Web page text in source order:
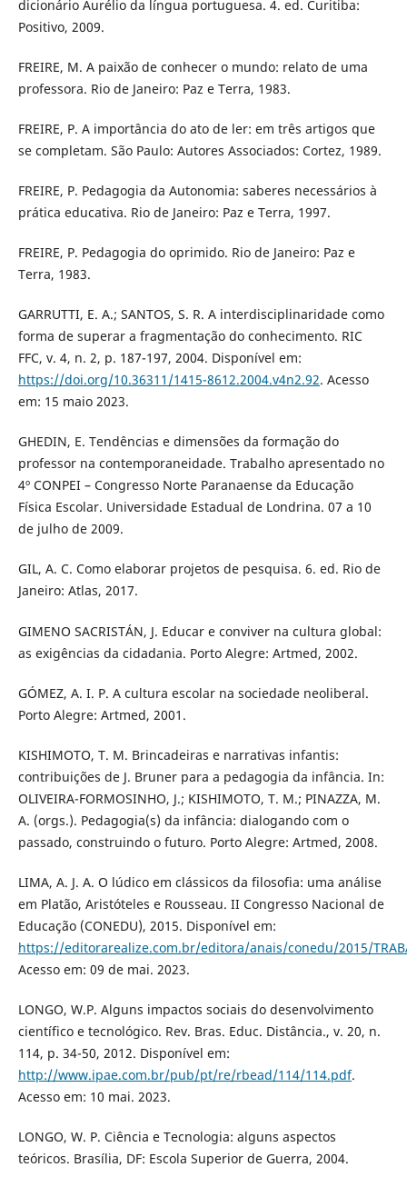
dicionário Aurélio da língua portuguesa. 4. ed. Curitiba:
Positivo, 2009.
FREIRE, M. A paixão de conhecer o mundo: relato de uma
professora. Rio de Janeiro: Paz e Terra, 1983.
FREIRE, P. A importância do ato de ler: em três artigos que
se completam. São Paulo: Autores Associados: Cortez, 1989.
FREIRE, P. Pedagogia da Autonomia: saberes necessários à
prática educativa. Rio de Janeiro: Paz e Terra, 1997.
FREIRE, P. Pedagogia do oprimido. Rio de Janeiro: Paz e
Terra, 1983.
GARRUTTI, E. A.; SANTOS, S. R. A interdisciplinaridade como
forma de superar a fragmentação do conhecimento. RIC
FFC, v. 4, n. 2, p. 187-197, 2004. Disponível em:
https://doi.org/10.36311/1415-8612.2004.v4n2.92. Acesso
em: 15 maio 2023.
GHEDIN, E. Tendências e dimensões da formação do
professor na contemporaneidade. Trabalho apresentado no
4º CONPEI – Congresso Norte Paranaense da Educação
Física Escolar. Universidade Estadual de Londrina. 07 a 10
de julho de 2009.
GIL, A. C. Como elaborar projetos de pesquisa. 6. ed. Rio de
Janeiro: Atlas, 2017.
GIMENO SACRISTÁN, J. Educar e conviver na cultura global:
as exigências da cidadania. Porto Alegre: Artmed, 2002.
GÓMEZ, A. I. P. A cultura escolar na sociedade neoliberal.
Porto Alegre: Artmed, 2001.
KISHIMOTO, T. M. Brincadeiras e narrativas infantis:
contribuições de J. Bruner para a pedagogia da infância. In:
OLIVEIRA-FORMOSINHO, J.; KISHIMOTO, T. M.; PINAZZA, M.
A. (orgs.). Pedagogia(s) da infância: dialogando com o
passado, construindo o futuro. Porto Alegre: Artmed, 2008.
LIMA, A. J. A. O lúdico em clássicos da filosofia: uma análise
em Platão, Aristóteles e Rousseau. II Congresso Nacional de
Educação (CONEDU), 2015. Disponível em:
https://editorarealize.com.br/editora/anais/conedu/2015/
Acesso em: 09 de mai. 2023.
LONGO, W.P. Alguns impactos sociais do desenvolvimento
científico e tecnológico. Rev. Bras. Educ. Distância., v. 20, n.
114, p. 34-50, 2012. Disponível em:
http://www.ipae.com.br/pub/pt/re/rbead/114/114.pdf.
Acesso em: 10 mai. 2023.
LONGO, W. P. Ciência e Tecnologia: alguns aspectos
teóricos. Brasília, DF: Escola Superior de Guerra, 2004.